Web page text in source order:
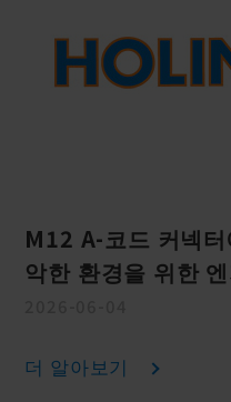
M12 A-코드 커넥
악한 환경을 위한
더 알아보기